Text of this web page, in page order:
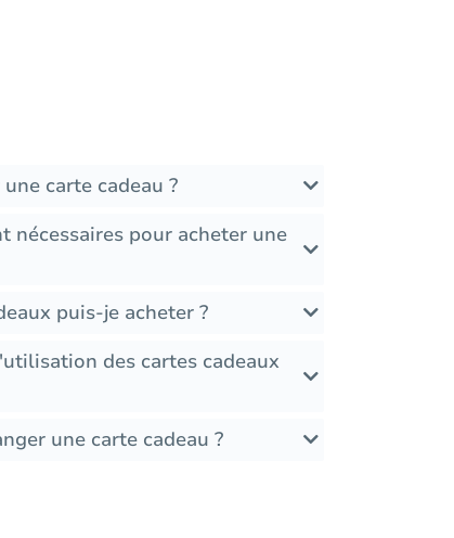
carte cadeau ?
nécessaires pour acheter une
puis-je acheter ?
des cartes cadeaux
une carte cadeau ?